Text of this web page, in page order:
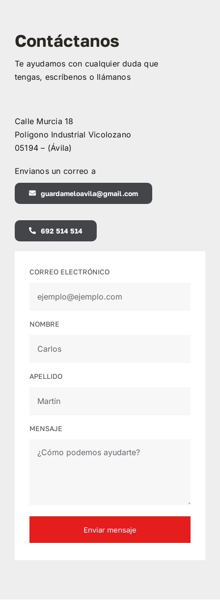
Contáctanos
Te ayudamos con cualquier duda que
tengas, escríbenos o llámanos
Calle Murcia 18
Poligono Industrial Vicolozano
05194 – (Ávila)
Envianos un correo a
guardameloavila@gmail.com
692 514 514
CORREO ELECTRÓNICO
NOMBRE
APELLIDO
MENSAJE
Enviar mensaje